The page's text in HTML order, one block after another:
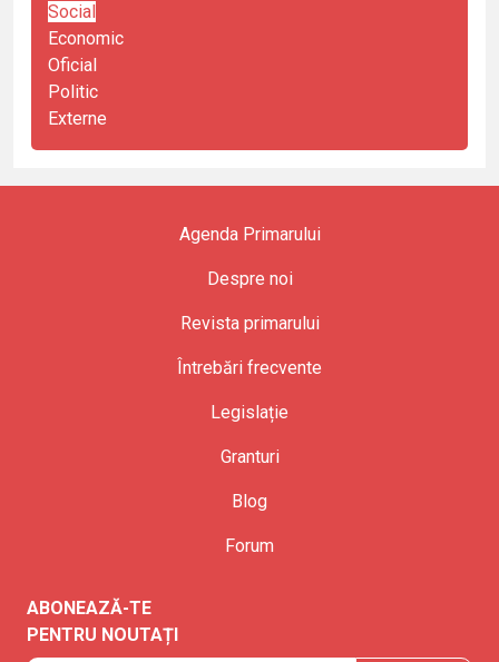
Social
Economic
Oficial
Politic
Externe
Agenda Primarului
Despre noi
Revista primarului
Întrebări frecvente
Legislație
Granturi
Blog
Forum
ABONEAZĂ-TE
PENTRU NOUTAȚI